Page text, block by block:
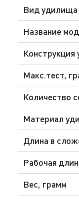
Вид удилища
Название
Макс.тест,
Количество
Материал
Длина в
Рабочая
Вес, грамм